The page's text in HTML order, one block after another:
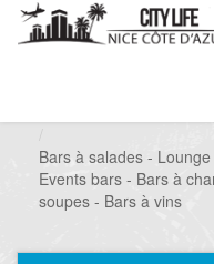
Bars à salades -
Events bars - Bars à
soupes - Bars à vins